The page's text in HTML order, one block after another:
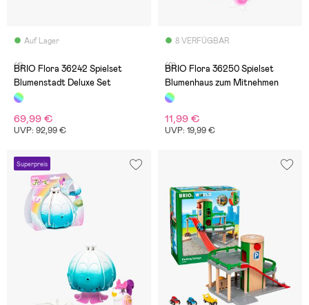
Auf Lager
(1)
BRIO Flora 36242 Spielset
Blumenstadt Deluxe Set
69,99 €
UVP: 92,99 €
8 VERFÜGBAR
(0)
BRIO Flora 36250 Spielset
Blumenhaus zum Mitnehmen
11,99 €
UVP: 19,99 €
Superpreis